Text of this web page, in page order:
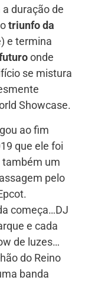
duração de
triunfo da
e termina
onde
se mistura
Showcase.
ao fim
que ele foi
também um
pelo
começa…DJ
e cada
de luzes…
do Reino
banda